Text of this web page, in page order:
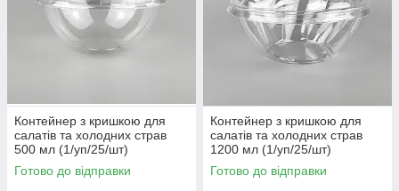
Контейнер з кришкою для
салатів та холодних страв
500 мл (1/уп/25/шт)
Готово до відправки
Контейнер з кришкою для
салатів та холодних страв
1200 мл (1/уп/25/шт)
Готово до відправки